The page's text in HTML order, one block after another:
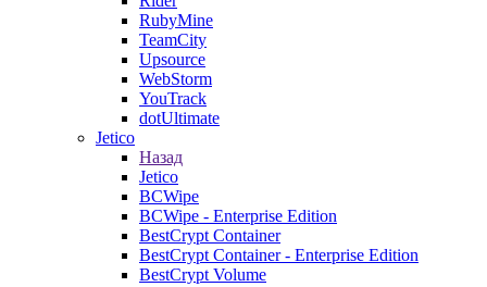
RubyMine
TeamCity
Upsource
WebStorm
YouTrack
dotUltimate
Jetico
Назад
Jetico
BCWipe
BCWipe - Enterprise Edition
BestCrypt Container
BestCrypt Container - Enterprise Edition
BestCrypt Volume